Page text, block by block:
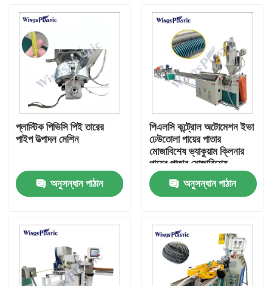
আমাদের সম্পর্কে
প্লাস্টিক পিভিসি পিই তারের
পাইপ উত্পাদন মেশিন
অনুসন্ধান পাঠান
পিএলসি কন্ট্রোল অটোমেশন ইভা
ঢেউতোলা পায়ের পাতার
মোজাবিশেষ ভ্যাকুয়াম ক্লিনার
পায়ের পাতার মোজাবিশেষ
এক্সট্রুশন সরঞ্জাম
অনুসন্ধান পাঠান